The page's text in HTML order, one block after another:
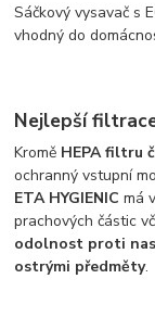
Sáčkový vysavač s
vhodný do
Nejlepší
Kromě HEPA filtru
ochranný vstupní
ETA HYGIENIC má
prachových částic
odolnost proti
ostrými předměty.